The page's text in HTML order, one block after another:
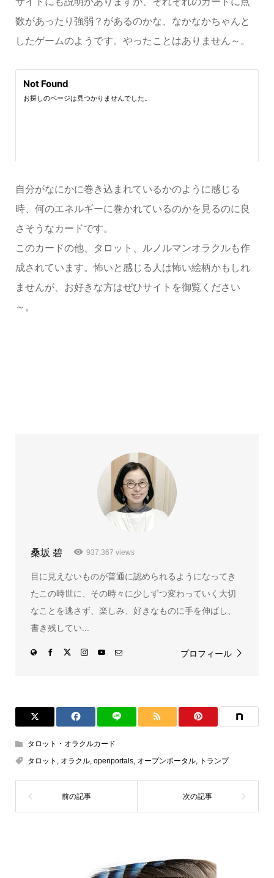
数があったり強弱？があるのかな、なかなかちゃんと
したゲームのようです。やったことはありません～。
自分がなにかに巻き込まれているかのように感じる
時、何のエネルギーに巻かれているのかを見るのに良
さそうなカードです。
このカードの他、タロット、ルノルマンオラクルも作
成されています。怖いと感じる人は怖い絵柄かもしれ
ませんが、お好きな方はぜひサイトを御覧ください
～。
桑坂 碧 937,367 views
目に見えないものが普通に認められるようになってき
たこの時世に、その時々に少しずつ変わっていく大切
なことを逃さず、楽しみ、好きなものに手を伸ばし、
書き残してい...
プロフィール
タロット・オラクルカード
タロット
オラクル, openportals, オープンポータル, トランプ